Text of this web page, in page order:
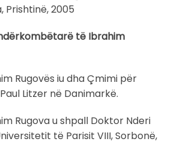
Prishtinë, 2005
të Ibrahim
Rugovës iu dha Çmimi për
Litzer në Danimarkë.
Rugova u shpall Doktor Nderi
të Parisit VIII, Sorbonë,